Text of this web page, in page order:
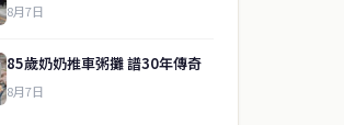
8月7日
85歲奶奶推車粥攤 譜30年傳奇
8月7日